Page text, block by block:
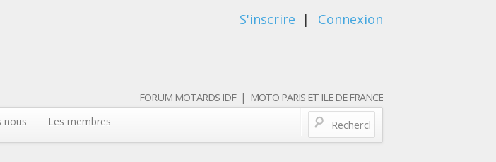
S'inscrire | Connexion
FORUM MOTARDS IDF | MOTO PARIS ET ILE DE FRANCE
nous Les membres